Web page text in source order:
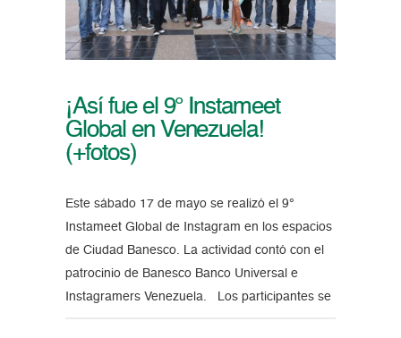
¡Así fue el 9° Instameet
Global en Venezuela!
(+fotos)
Este sábado 17 de mayo se realizó el 9°
Instameet Global de Instagram en los espacios
de Ciudad Banesco. La actividad contó con el
patrocinio de Banesco Banco Universal e
Instagramers Venezuela. Los participantes se